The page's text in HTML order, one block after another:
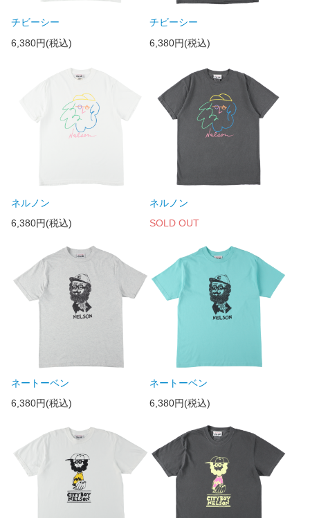
チビーシー
6,380円(税込)
チビーシー
6,380円(税込)
ネルノン
6,380円(税込)
ネルノン
SOLD OUT
ネートーベン
6,380円(税込)
ネートーベン
6,380円(税込)